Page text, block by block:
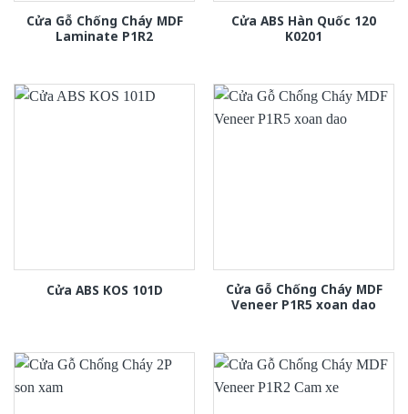
Cửa Gỗ Chống Cháy MDF
Laminate P1R2
Cửa ABS Hàn Quốc 120
K0201
Cửa ABS KOS 101D
Cửa Gỗ Chống Cháy MDF
Veneer P1R5 xoan dao